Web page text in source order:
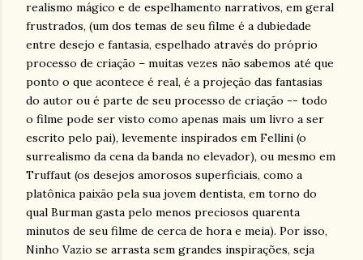
realismo mágico e de espelhamento narrativos, em geral
frustrados, (um dos temas de seu filme é a dubiedade
entre desejo e fantasia, espelhado através do próprio
processo de criação – muitas vezes não sabemos até que
ponto o que acontece é real, é a projeção das fantasias
do autor ou é parte de seu processo de criação -- todo
o filme pode ser visto como apenas mais um livro a ser
escrito pelo pai), levemente inspirados em Fellini (o
surrealismo da cena da banda no elevador), ou mesmo em
Truffaut (os desejos amorosos superficiais, como a
platônica paixão pela sua jovem dentista, em torno do
qual Burman gasta pelo menos preciosos quarenta
minutos de seu filme de cerca de hora e meia). Por isso,
Ninho Vazio se arrasta sem grandes inspirações, seja